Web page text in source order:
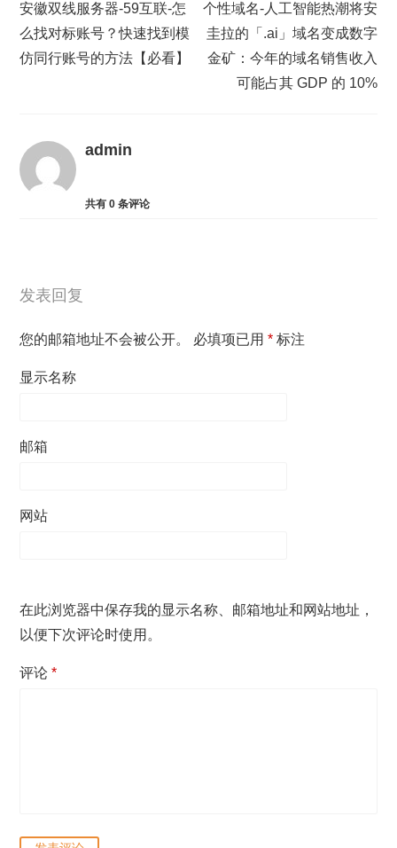
安徽双线服务器-59互联-怎
么找对标账号？快速找到模
仿同行账号的方法【必看】
个性域名-人工智能热潮将安
圭拉的「.ai」域名变成数字
金矿：今年的域名销售收入
可能占其 GDP 的 10%
admin
共有0 条评论
发表回复
您的邮箱地址不会被公开。 必填项已用* 标注
显示名称
邮箱
网站
在此浏览器中保存我的显示名称、邮箱地址和网站地址，
以便下次评论时使用。
评论*